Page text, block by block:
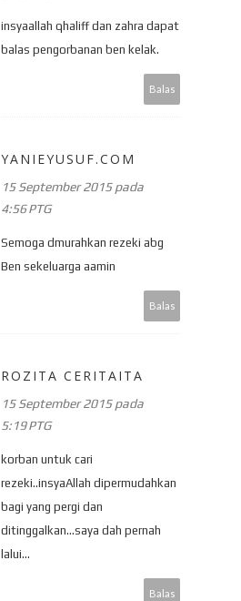
insyaallah qhaliff dan zahra dapat
balas pengorbanan ben kelak.
Balas
YANIEYUSUF.COM
15 September 2015 pada
4:56 PTG
Semoga dmurahkan rezeki abg
Ben sekeluarga aamin
Balas
ROZITA CERITAITA
15 September 2015 pada
5:19 PTG
korban untuk cari
rezeki..insyaAllah dipermudahkan
bagi yang pergi dan
ditinggalkan...saya dah pernah
lalui...
Balas